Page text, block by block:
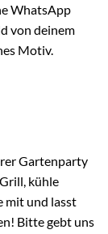
WhatsApp
von deinem
Motiv.
Gartenparty
kühle
mit und lasst
Bitte gebt uns